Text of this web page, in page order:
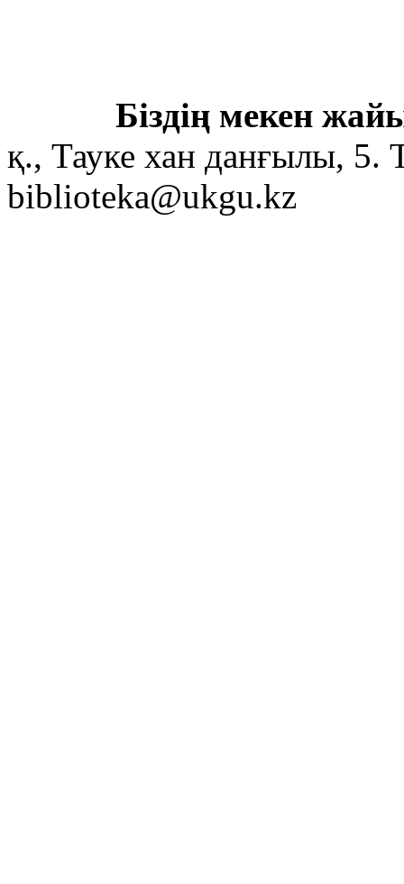
Біздің мекен
қ., Тауке хан данғылы,
biblioteka@ukgu.kz